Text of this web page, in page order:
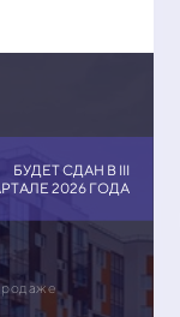
БУДЕТ СДАН В III
2026 ГОДА